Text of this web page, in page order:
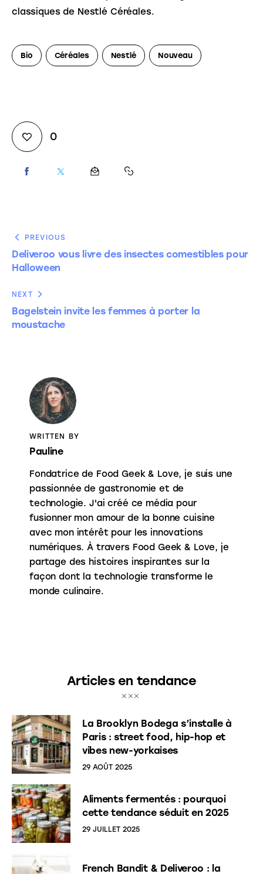
classiques de Nestlé Céréales.
Bio Céréales Nestlé Nouveau
0
PREVIOUS
Deliveroo vous livre des insectes comestibles pour
Halloween
NEXT
Bagelstein invite les femmes à porter la
moustache
WRITTEN BY
Pauline
Fondatrice de Food Geek & Love, je suis une
passionnée de gastronomie et de
technologie. J'ai créé ce média pour
fusionner mon amour de la bonne cuisine
avec mon intérêt pour les innovations
numériques. À travers Food Geek & Love, je
partage des histoires inspirantes sur la
façon dont la technologie transforme le
monde culinaire.
Articles en tendance
La Brooklyn Bodega s’installe à
Paris : street food, hip-hop et
vibes new-yorkaises
29 AOÛT 2025
Aliments fermentés : pourquoi
cette tendance séduit en 2025
29 JUILLET 2025
French Bandit & Deliveroo : la